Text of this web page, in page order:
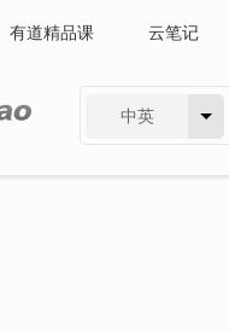
有道精品课 云笔记
中英